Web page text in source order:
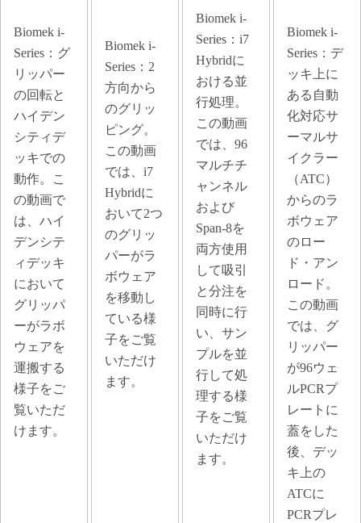
Biomek i-
Series：グ
リッパー
の回転と
ハイデン
シティデ
ッキでの
動作。こ
の動画で
は、ハイ
デンシテ
ィデッキ
において
グリッパ
ーがラボ
ウェアを
運搬する
様子をご
覧いただ
けます。
Biomek i-
Series：2
方向から
のグリッ
ピング。
この動画
では、i7
Hybridに
おいて2つ
のグリッ
パーがラ
ボウェア
を移動し
ている様
子をご覧
いただけ
ます。
Biomek i-
Series：i7
Hybridに
おける並
行処理。
この動画
では、96
マルチチ
ャンネル
および
Span-8を
両方使用
して吸引
と分注を
同時に行
い、サン
プルを並
行して処
理する様
子をご覧
いただけ
ます。
Biomek i-
Series：デ
ッキ上に
ある自動
化対応サ
ーマルサ
イクラー
（ATC）
からのラ
ボウェア
のロー
ド・アン
ロード。
この動画
では、グ
リッパー
が96ウェ
ルPCRプ
レートに
蓋をした
後、デッ
キ上の
ATCに
PCRプレ